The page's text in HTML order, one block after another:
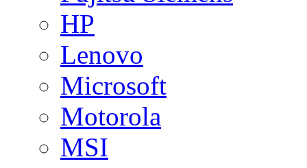
HP
Lenovo
Microsoft
Motorola
MSI